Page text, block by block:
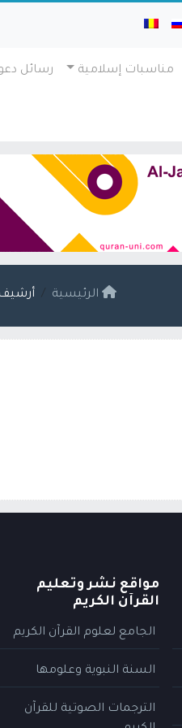
مناسبات إسلامية رسائل
الرئيسية
مواقع نشر وتعليم
القرآن الكريم
الجامع لعلوم القرآن الكريم
السنة النبوية وعلومها
الترجمات الصوتية للقرآن